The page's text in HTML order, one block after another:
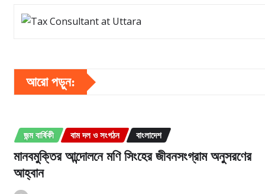
আরো পড়ুন:
জন্ম বার্ষিকী বাম দল ও সংগঠন বাংলাদেশ
মানবমুক্তির আন্দোলনে মণি সিংহের জীবনসংগ্রাম অনুসরণের
আহ্বান